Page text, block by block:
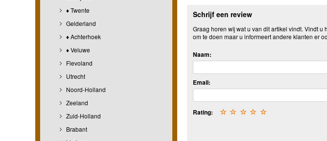
♦ Twente
Gelderland
♦ Achterhoek
♦ Veluwe
Flevoland
Utrecht
Noord-Holland
Zeeland
Zuid-Holland
Brabant
Schrijf een review
Graag horen wij wat u van dit artikel vindt. Vindt
om te doen maar u informeert andere klanten er
Naam:
Email:
Rating: ☆
☆
☆
☆
☆